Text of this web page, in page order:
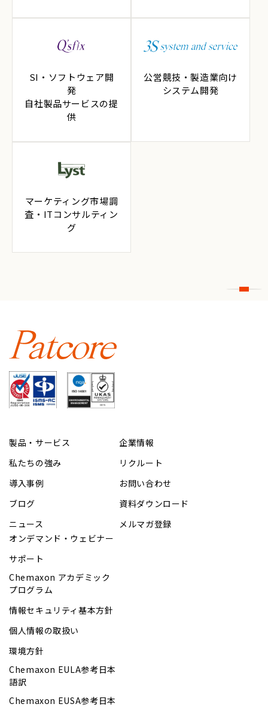
SI・ソフトウェア開
発
自社製品サービスの提
供
公営競技・製造業向け
システム開発
マーケティング市場調
査・ITコンサルティン
グ
製品・サービス
私たちの強み
導入事例
ブログ
ニュース
企業情報
リクルート
お問い合わせ
資料ダウンロード
メルマガ登録
オンデマンド・ウェビナー
サポート
Chemaxon アカデミック
プログラム
情報セキュリティ基本方針
個人情報の取扱い
環境方針
Chemaxon EULA参考日本
語訳
Chemaxon EUSA参考日本